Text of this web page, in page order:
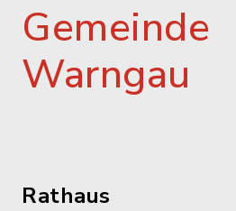
Gemeinde
Warngau
Rathaus